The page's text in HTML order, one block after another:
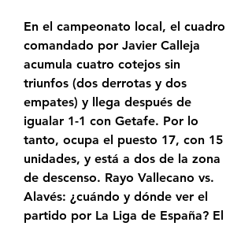
En el campeonato local, el cuadro
comandado por Javier Calleja
acumula cuatro cotejos sin
triunfos (dos derrotas y dos
empates) y llega después de
igualar 1-1 con Getafe. Por lo
tanto, ocupa el puesto 17, con 15
unidades, y está a dos de la zona
de descenso. Rayo Vallecano vs.
Alavés: ¿cuándo y dónde ver el
partido por La Liga de España? El